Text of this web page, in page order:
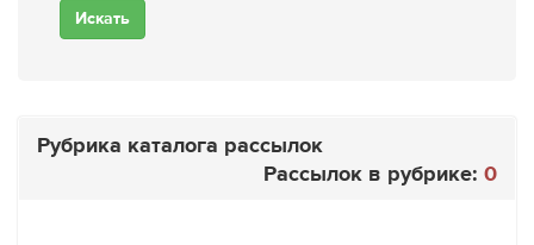
Рубрика каталога рассылок
Рассылок в рубрике: 0